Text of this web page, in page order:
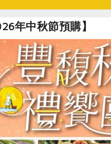
飲食教育推廣經驗，帶領學
永續生活的核心價值。
午餐，邊吃邊聽她主講「均
年中秋節預購】